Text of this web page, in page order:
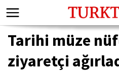
Tarihi müze
ziyaretçi